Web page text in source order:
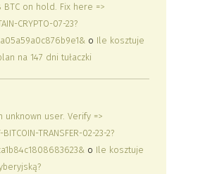
BTC on hold. Fix here =>
CRYPTO-07-23?
o Ile kosztuje
na 147 dni tułaczki
unknown user. Verify =>
TRANSFER-02-23-2?
o Ile kosztuje